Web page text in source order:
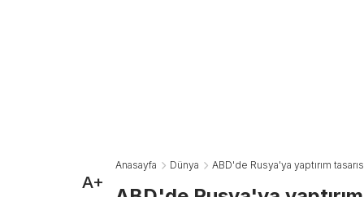
A+
Anasayfa Dünya ABD'de Rusya'ya yaptırım